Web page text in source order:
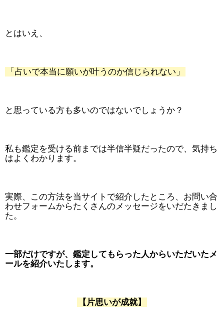
とはいえ、
「占いで本当に願いが叶うのか信じられない」
と思っている方も多いのではないでしょうか？
私も鑑定を受ける前までは半信半疑だったので、気持ち
はよくわかります。
実際、この方法を当サイトで紹介したところ、お問い合
わせフォームからたくさんのメッセージをいだたきまし
た。
一部だけですが、鑑定してもらった人からいただいたメ
ールを紹介いたします。
【片思いが成就】